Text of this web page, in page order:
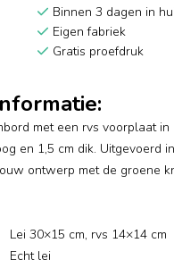
Binnen 3 dagen in
Eigen fabriek
Gratis proefdruk
met een rvs voorplaat in
en 1,5 cm dik. Uitgevoerd
ontwerp met de groene
cm, rvs 14×14 cm
lei